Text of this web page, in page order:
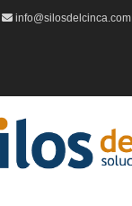
info@silosdelcinca.com